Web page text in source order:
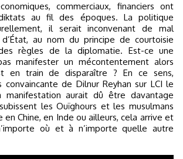
commerciaux, financiers ont
au fil des époques. La politique
il serait inconvenant de mal
au nom du principe de courtoisie
règles de la diplomatie. Est-ce une
manifester un mécontentement alors
en train de disparaître ? En ce sens,
convaincante de Dilnur Reyhan sur LCI le
manifestation aurait dû être davantage
les Ouïghours et les musulmans
en Chine, en Inde ou ailleurs, cela arrive et
où et à n’importe quelle autre